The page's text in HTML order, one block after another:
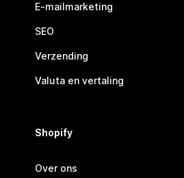
E-mailmarketing
SEO
Verzending
Valuta en vertaling
Shopify
Over ons